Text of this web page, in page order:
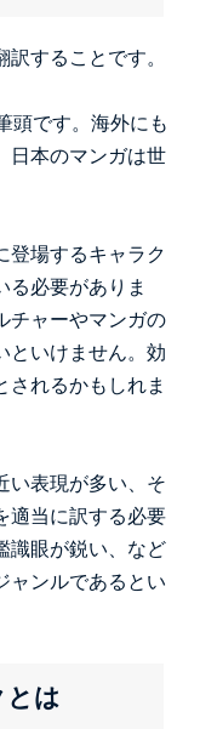
することです。
頭です。海外にも
日本のマンガは世
登場するキャラク
る必要がありま
チャーやマンガの
といけません。効
されるかもしれま
い表現が多い、そ
適当に訳する必要
識眼が鋭い、など
ャンルであるとい
は